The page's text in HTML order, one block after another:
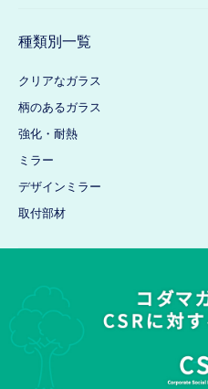
種類別一覧
クリアなガラス
柄のあるガラス
強化・耐熱
ミラー
デザインミラー
取付部材